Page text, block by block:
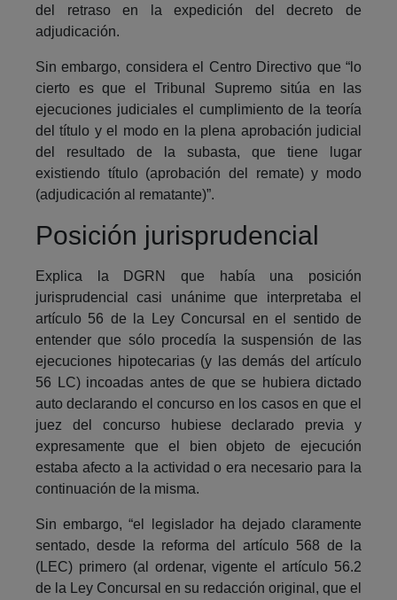
del retraso en la expedición del decreto de
adjudicación.
Sin embargo, considera el Centro Directivo que “lo
cierto es que el Tribunal Supremo sitúa en las
ejecuciones judiciales el cumplimiento de la teoría
del título y el modo en la plena aprobación judicial
del resultado de la subasta, que tiene lugar
existiendo título (aprobación del remate) y modo
(adjudicación al rematante)”.
Posición jurisprudencial
Explica la DGRN que había una posición
jurisprudencial casi unánime que interpretaba el
artículo 56 de la Ley Concursal en el sentido de
entender que sólo procedía la suspensión de las
ejecuciones hipotecarias (y las demás del artículo
56 LC) incoadas antes de que se hubiera dictado
auto declarando el concurso en los casos en que el
juez del concurso hubiese declarado previa y
expresamente que el bien objeto de ejecución
estaba afecto a la actividad o era necesario para la
continuación de la misma.
Sin embargo, “el legislador ha dejado claramente
sentado, desde la reforma del artículo 568 de la
(LEC) primero (al ordenar, vigente el artículo 56.2
de la Ley Concursal en su redacción original, que el